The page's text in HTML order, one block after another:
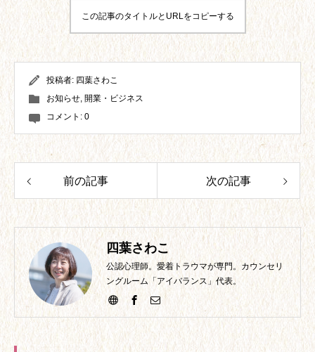
この記事のタイトルとURLをコピーする
投稿者: 四葉さわこ
お知らせ, 開業・ビジネス
コメント: 0
前の記事 次の記事
四葉さわこ
公認心理師。愛着トラウマが専門。カウンセリ
ングルーム「アイバランス」代表。